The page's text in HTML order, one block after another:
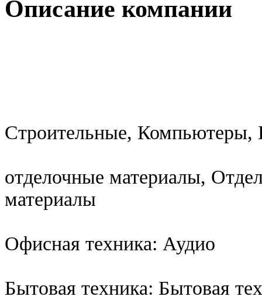
Описание компании
Строительные, Компьютеры,
отделочные материалы,
материалы
Офисная техника: Аудио
Бытовая техника: Бытовая